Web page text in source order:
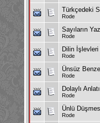
Türkçedeki
Rode
Sayıların
Rode
Dilin
Rode
Ünsüz
Rode
Dolaylı
Rode
Ünlü
Rode